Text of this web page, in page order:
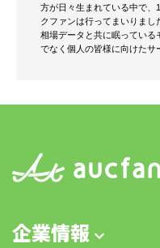
方が日々生まれている中で、
クファンは行ってまいりまし
相場データと共に眠っている
でなく個人の皆様に向けたサ
企業情報